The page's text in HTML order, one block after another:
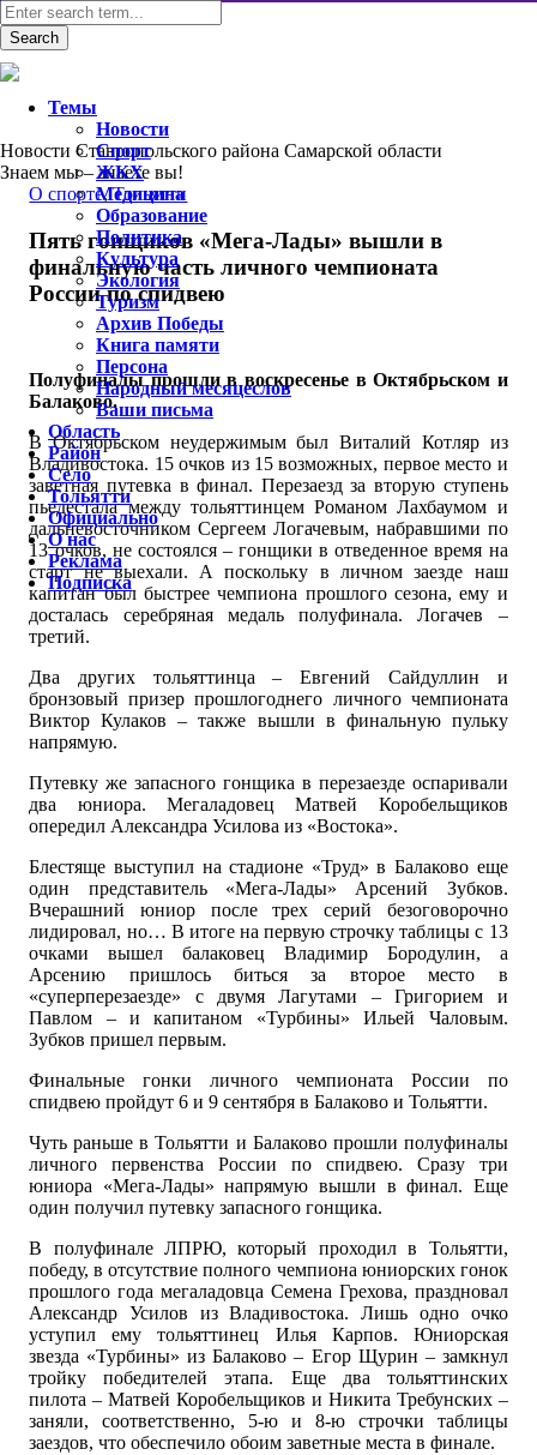
Новости Ставропольского района Самарской области
Знаем мы – знаете вы!
O спорте,Тольятти
Пять гонщиков «Мега-Лады» вышли в
финальную часть личного чемпионата
России по спидвею
Полуфиналы прошли в воскресенье в Октябрьском и
Балаково.
В Октябрьском неудержимым был Виталий Котляр из
Владивостока. 15 очков из 15 возможных, первое место и
заветная путевка в финал. Перезаезд за вторую ступень
пьедестала между тольяттинцем Романом Лахбаумом и
дальневосточником Сергеем Логачевым, набравшими по
13 очков, не состоялся – гонщики в отведенное время на
старт не выехали. А поскольку в личном заезде наш
капитан был быстрее чемпиона прошлого сезона, ему и
досталась серебряная медаль полуфинала. Логачев –
третий.
Два других тольяттинца – Евгений Сайдуллин и
бронзовый призер прошлогоднего личного чемпионата
Виктор Кулаков – также вышли в финальную пульку
напрямую.
Путевку же запасного гонщика в перезаезде оспаривали
два юниора. Мегаладовец Матвей Коробельщиков
опередил Александра Усилова из «Востока».
Блестяще выступил на стадионе «Труд» в Балаково еще
один представитель «Мега-Лады» Арсений Зубков.
Вчерашний юниор после трех серий безоговорочно
лидировал, но… В итоге на первую строчку таблицы с 13
очками вышел балаковец Владимир Бородулин, а
Арсению пришлось биться за второе место в
«суперперезаезде» с двумя Лагутами – Григорием и
Павлом – и капитаном «Турбины» Ильей Чаловым.
Зубков пришел первым.
Финальные гонки личного чемпионата России по
спидвею пройдут 6 и 9 сентября в Балаково и Тольятти.
Чуть раньше в Тольятти и Балаково прошли полуфиналы
личного первенства России по спидвею. Сразу три
юниора «Мега-Лады» напрямую вышли в финал. Еще
один получил путевку запасного гонщика.
В полуфинале ЛПРЮ, который проходил в Тольятти,
победу, в отсутствие полного чемпиона юниорских гонок
прошлого года мегаладовца Семена Грехова, праздновал
Александр Усилов из Владивостока. Лишь одно очко
уступил ему тольяттинец Илья Карпов. Юниорская
звезда «Турбины» из Балаково – Егор Щурин – замкнул
тройку победителей этапа. Еще два тольяттинских
пилота – Матвей Коробельщиков и Никита Требунских –
заняли, соответственно, 5-ю и 8-ю строчки таблицы
заездов, что обеспечило обоим заветные места в финале.
Темы
Новости
Спорт
ЖКХ
Медицина
Образование
Политика
Культура
Экология
Туризм
Архив Победы
Книга памяти
Персона
Народный месяцеслов
Ваши письма
Область
Район
Село
Тольятти
Официально
О нас
Реклама
Подписка